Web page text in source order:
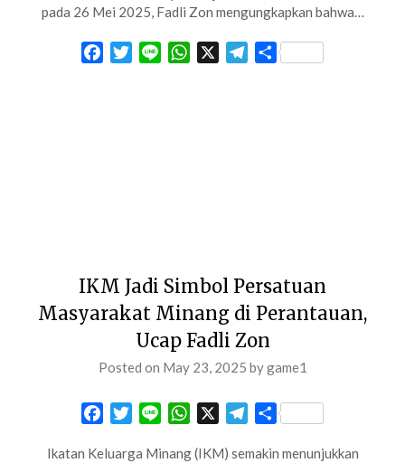
pada 26 Mei 2025, Fadli Zon mengungkapkan bahwa…
FacebookTwitterLine WhatsApp Telegram
Share
IKM Jadi Simbol Persatuan
Masyarakat Minang di Perantauan,
Ucap Fadli Zon
Posted on May 23, 2025 bygame1
FacebookTwitterLine WhatsApp Telegram
Share
Ikatan Keluarga Minang (IKM) semakin menunjukkan